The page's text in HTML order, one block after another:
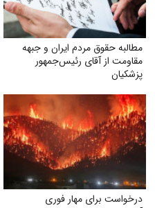
مطالبه حقوق مردم ایران و جبهه
مقاومت از آقای رئیس‌جمهور
پزشکیان
درخواست برای مهار فوری